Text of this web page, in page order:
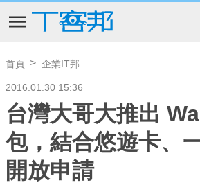
首頁 企業IT邦
2016.01.30 15:36
台灣大哥大推出
包，結合悠遊卡、
開放申請